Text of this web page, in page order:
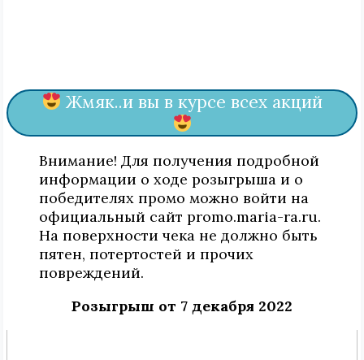
Жмяк..и вы в курсе всех акций
Внимание! Для получения подробной
информации о ходе розыгрыша и о
победителях промо можно войти на
официальный сайт promo.maria-ra.ru.
На поверхности чека не должно быть
пятен, потертостей и прочих
повреждений.
Розыгрыш от 7 декабря 2022